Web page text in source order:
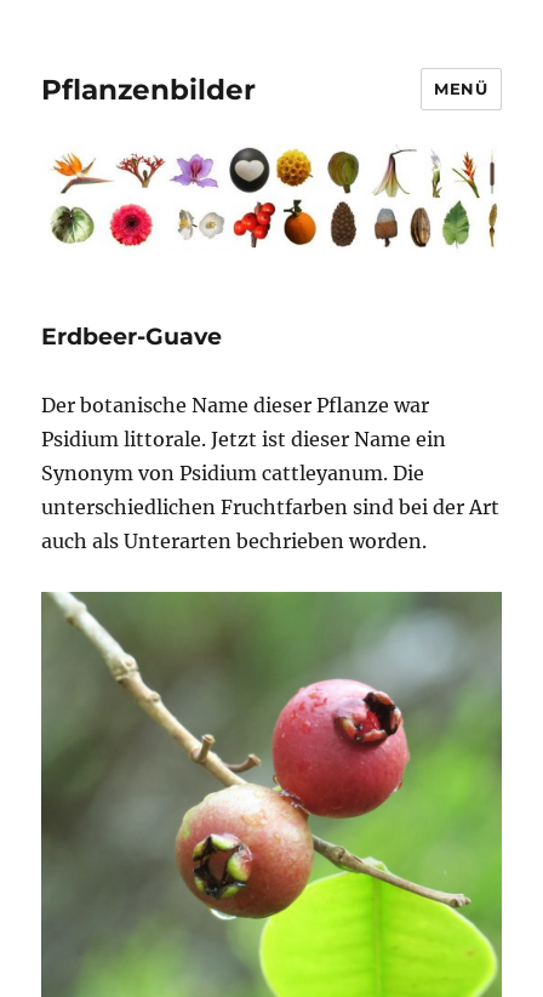
Pflanzenbilder MENÜ
Erdbeer-Guave
Der botanische Name dieser Pflanze war
Psidium littorale. Jetzt ist dieser Name ein
Synonym von Psidium cattleyanum. Die
unterschiedlichen Fruchtfarben sind bei der Art
auch als Unterarten bechrieben worden.